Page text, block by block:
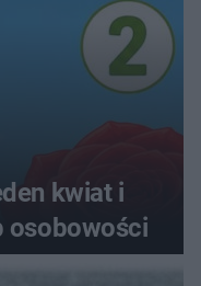
kwiat i
osobowości